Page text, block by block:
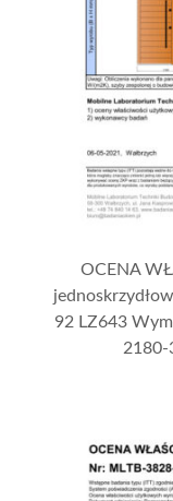
OCENA
92 LZ643
2180-